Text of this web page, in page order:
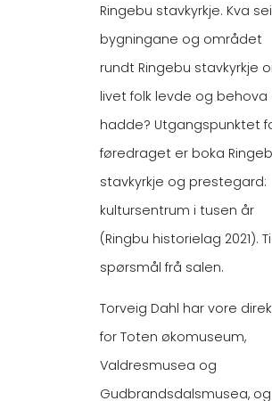
Ringebu stavkyrkje. Kva
bygningane og området
rundt Ringebu stavkyrkje
livet folk levde og behova
hadde? Utgangspunktet
føredraget er boka
stavkyrkje og prestegard:
kultursentrum i tusen år
(Ringbu historielag 2021).
spørsmål frå salen.
Torveig Dahl har vore
for Toten økomuseum,
Valdresmusea og
Gudbrandsdalsmusea,